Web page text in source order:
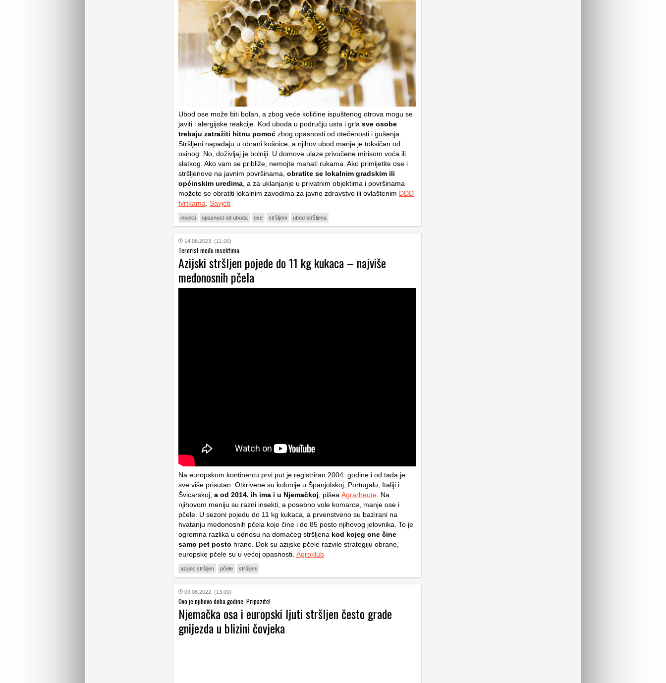
Ubod ose može biti bolan, a zbog veće količine ispuštenog otrova mogu se
javiti i alergijske reakcije. Kod uboda u području usta i grla sve osobe
trebaju zatražiti hitnu pomoć zbog opasnosti od otečenosti i gušenja.
Stršljeni napadaju u obrani košnice, a njihov ubod manje je toksičan od
osinog. No, doživljaj je bolniji. U domove ulaze privučene mirisom voća ili
slatkog. Ako vam se približe, nemojte mahati rukama. Ako primijetite ose i
stršljenove na javnim površinama, obratite se lokalnim gradskim ili
općinskim uredima , a za uklanjanje u privatnim objektima i površinama
možete se obratiti lokalnim zavodima za javno zdravstvo ili ovlaštenim DDD
tvrtkama Savjeti
insekti opasnost od uboda ose stršljeni ubod stršljena
14.06.2023. (11:00)
Terorist među insektima
Azijski stršljen pojede do 11 kg kukaca – najviše
medonosnih pčela
Na europskom kontinentu prvi put je registriran 2004. godine i od tada je
sve više prisutan. Otkrivene su kolonije u Španjolskoj, Portugalu, Italiji i
Švicarskoj, a od 2014. ih ima i u Njemačkoj , pišea Agrarheute . Na
njihovom meniju su razni insekti, a posebno vole komarce, manje ose i
pčele. U sezoni pojedu do 11 kg kukaca, a prvenstveno su bazirani na
hvatanju medonosnih pčela koje čine i do 85 posto njihovog jelovnika. To je
ogromna razlika u odnosu na domaćeg stršljena kod kojeg one čine
samo pet posto hrane. Dok su azijske pčele razvile strategiju obrane,
europske pčele su u većoj opasnosti. Agroklub
azijski stršljen pčele stršljeni
09.08.2022. (13:00)
Ovo je njihovo doba godine. Pripazite!
Njemačka osa i europski ljuti stršljen često grade
gnijezda u blizini čovjeka